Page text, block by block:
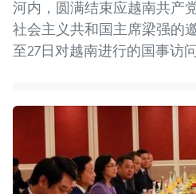
河内，圆满结束应越南共产
社会主义共和国主席梁强的
至27日对越南进行的国事访问